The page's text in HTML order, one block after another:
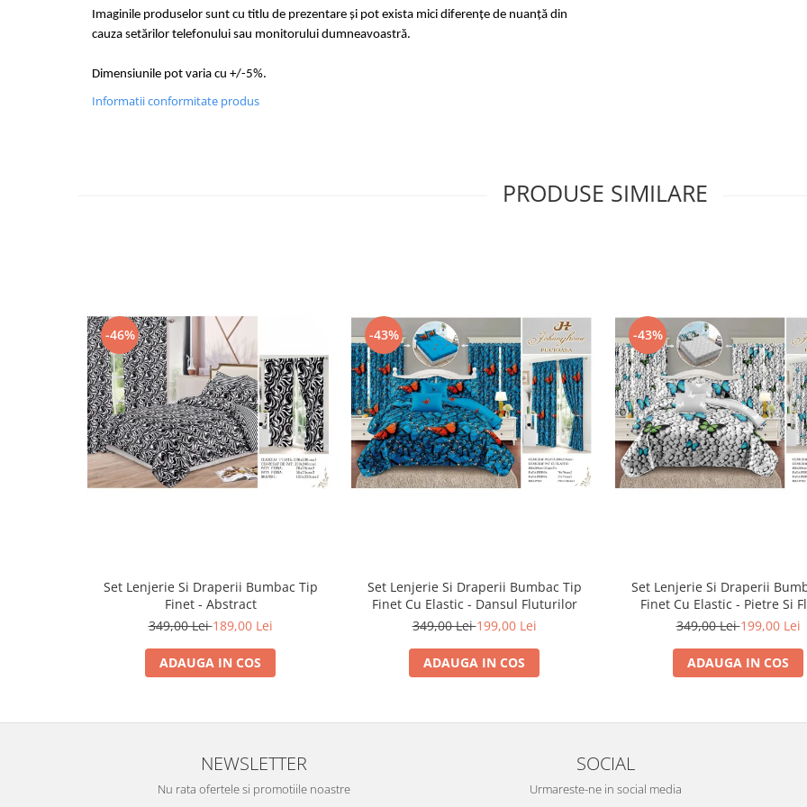
Imaginile produselor sunt cu titlu de prezentare și pot exista mici diferențe de nuanță din
cauza setărilor telefonului sau monitorului dumneavoastră.
Dimensiunile pot varia cu +/-5%.
Informatii conformitate produs
PRODUSE SIMILARE
-46%
Set Lenjerie Si Draperii Bumbac Tip
Finet - Abstract
349,00 Lei189,00 Lei
ADAUGA IN COS
-43%
Set Lenjerie Si Draperii Bumbac Tip
Finet Cu Elastic - Dansul Fluturilor
349,00 Lei199,00 Lei
ADAUGA IN COS
-43%
Set Lenjerie Si Draperii
Finet Cu Elastic - Pietre Si
349,00 Lei199,00 Lei
ADAUGA IN COS
NEWSLETTER
Nu rata ofertele si promotiile noastre
SOCIAL
Urmareste-ne in social media